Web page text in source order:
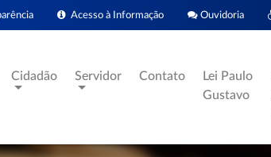
Ouvidoria
Acesso à Informação
Cidadão Servidor Contato
Lei Paulo
Gustavo